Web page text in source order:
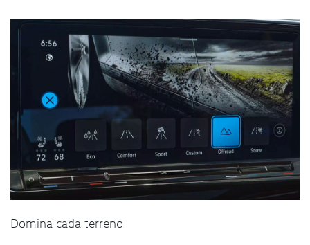
Domina cada terreno